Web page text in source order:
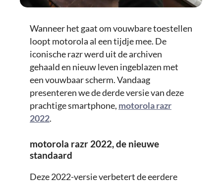
Wanneer het gaat om vouwbare toestellen
loopt motorola al een tijdje mee. De
iconische razr werd uit de archiven
gehaald en nieuw leven ingeblazen met
een vouwbaar scherm. Vandaag
presenteren we de derde versie van deze
prachtige smartphone, motorola razr
2022.
motorola razr 2022, de nieuwe
standaard
Deze 2022-versie verbetert de eerdere